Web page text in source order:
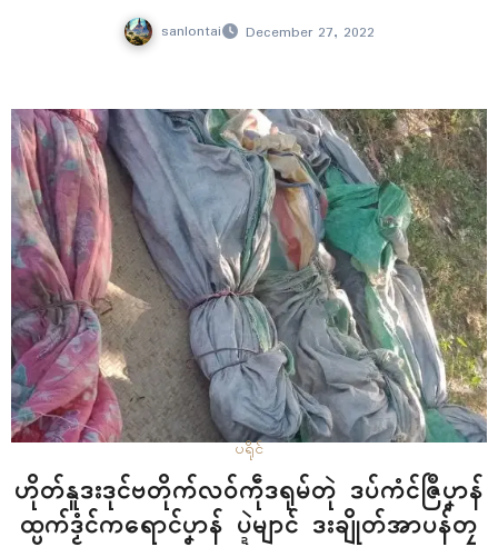
လဝ် ဂိုဏ်ကွးဘာ မွဲဂိုဏ်တုဲ ကြဴနူသိမ်ဂွံလဝ် လွဟ်လက်နက်ကေုာံ လွဟ်တၞ
ဟ်သ္အာၚ်တုဲ…
sanlontai December 27, 2022
ပရိုၚ်
ဟိုတ်နူဒးဒုၚ်ဗတိုက်လဝ်ကဵုဒရုမ်တုဲ ဒပ်ကံၚ်ဇြဳပၞာန်
ထ္ပက်ဒၟံၚ်ကရောၚ်ပၞာန် ပ္ဍဲမျာၚ် ဒးချိုတ်အာပန်တၠ